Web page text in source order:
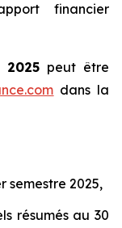
financier
peut être
dans la
semestre 2025,
résumés au 30